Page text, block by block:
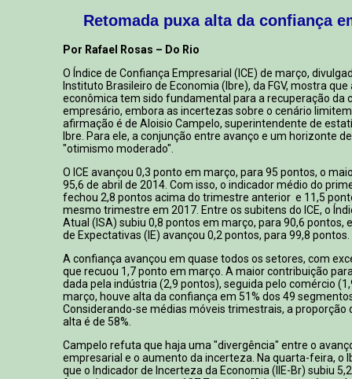
Retomada puxa alta da confiança
Por Rafael Rosas – Do Rio
O Índice de Confiança Empresarial (ICE) de março,
Instituto Brasileiro de Economia (Ibre), da FGV, mostra
econômica tem sido fundamental para a recuperação da
empresário, embora as incertezas sobre o cenário
afirmação é de Aloisio Campelo, superintendente de
Ibre. Para ele, a conjunção entre avanço e um horizonte
"otimismo moderado".
O ICE avançou 0,3 ponto em março, para 95 pontos, o
95,6 de abril de 2014. Com isso, o indicador médio do
fechou 2,8 pontos acima do trimestre anterior e 11,5
mesmo trimestre em 2017. Entre os subitens do ICE, o
Atual (ISA) subiu 0,8 pontos em março, para 90,6 pontos,
de Expectativas (IE) avançou 0,2 pontos, para 99,8 pontos.
A confiança avançou em quase todos os setores, com
que recuou 1,7 ponto em março. A maior contribuição
dada pela indústria (2,9 pontos), seguida pelo comércio
março, houve alta da confiança em 51% dos 49
Considerando-se médias móveis trimestrais, a
alta é de 58%.
Campelo refuta que haja uma "divergência" entre o
empresarial e o aumento da incerteza. Na quarta-feira, o
que o Indicador de Incerteza da Economia (IIE-Br) subiu